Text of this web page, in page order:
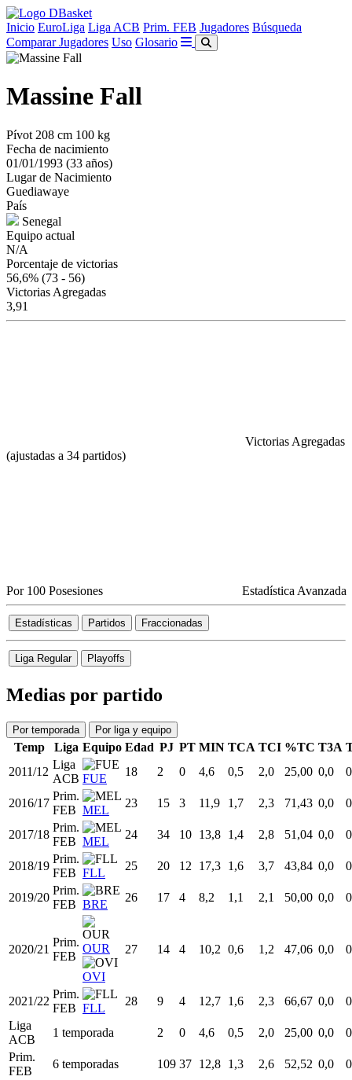
Inicio EuroLiga Liga ACB Prim. FEB Jugadores Búsqueda
Comparar Jugadores Uso Glosario
Massine Fall
Pívot 208 cm 100 kg
Fecha de nacimiento
01/01/1993 (33 años)
Lugar de Nacimiento
Guediawaye
País
Senegal
Equipo actual
N/A
Porcentaje de victorias
56,6% (73 - 56)
Victorias Agregadas
3,91
Victorias Agregadas
(ajustadas a 34 partidos)
Por 100 Posesiones Estadística Avanzada
Estadísticas Partidos Fraccionadas
Liga Regular Playoffs
Medias por partido
Por temporada Por liga y equipo
Temp Liga Equipo Edad PJ PT MIN TCA TCI %TC T3A
2011/12
Liga
ACB FUE
18 2 0 4,6 0,5 2,0 25,00 0,0
2016/17
Prim.
FEB MEL
23 15 3 11,9 1,7 2,3 71,43 0,0
2017/18
Prim.
FEB MEL
24 34 10 13,8 1,4 2,8 51,04 0,0
2018/19
Prim.
FEB FLL
25 20 12 17,3 1,6 3,7 43,84 0,0
2019/20
Prim.
FEB BRE
26 17 4 8,2 1,1 2,1 50,00 0,0
2020/21
Prim.
FEB
OUR
OVI
27 14 4 10,2 0,6 1,2 47,06 0,0
2021/22
Prim.
FEB FLL
28 9 4 12,7 1,6 2,3 66,67 0,0
Liga
ACB
1 temporada 2 0 4,6 0,5 2,0 25,00 0,0
Prim.
FEB
6 temporadas 109 37 12,8 1,3 2,6 52,52 0,0